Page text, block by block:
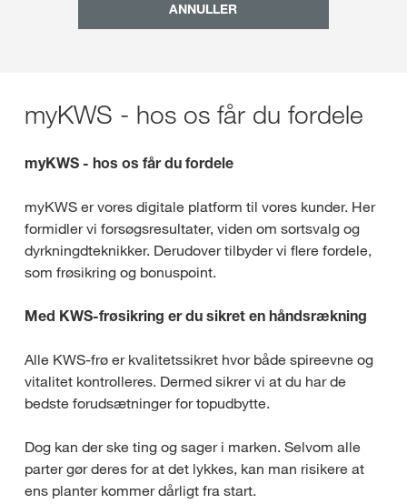
ANNULLER
myKWS - hos os får du fordele
myKWS - hos os får du fordele
myKWS er vores digitale platform til vores kunder. Her
formidler vi forsøgsresultater, viden om sortsvalg og
dyrkningdteknikker. Derudover tilbyder vi flere fordele,
som frøsikring og bonuspoint.
Med KWS-frøsikring er du sikret en håndsrækning
Alle KWS-frø er kvalitetssikret hvor både spireevne og
vitalitet kontrolleres. Dermed sikrer vi at du har de
bedste forudsætninger for topudbytte.
Dog kan der ske ting og sager i marken. Selvom alle
parter gør deres for at det lykkes, kan man risikere at
ens planter kommer dårligt fra start.